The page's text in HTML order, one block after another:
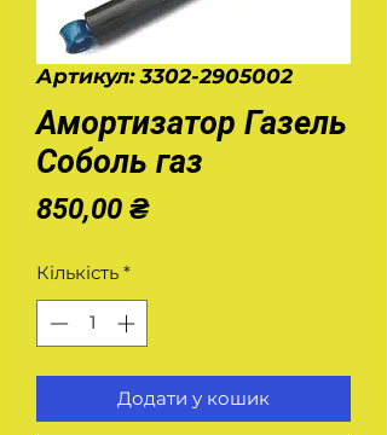
Артикул: 3302-2905002
Амортизатор Газель
Соболь газ
850,00 ₴Ціна
Кількість *
Додати у кошик